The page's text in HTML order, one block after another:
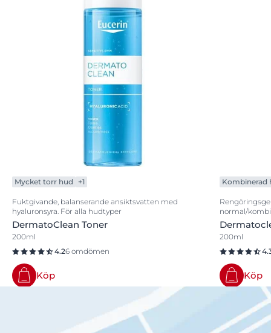
Mycket torr hud +1
Fuktgivande, balanserande ansiktsvatten med
hyaluronsyra. För alla hudtyper
DermatoClean Toner
200ml
4.26 omdömen
Köp
Kombinerad
normal/
200ml
Köp